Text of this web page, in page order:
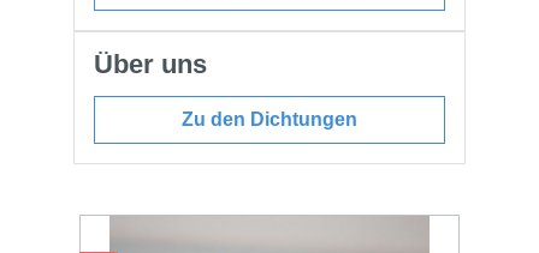
Über uns
Zu den Dichtungen